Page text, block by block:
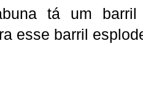
tá um
esse barril